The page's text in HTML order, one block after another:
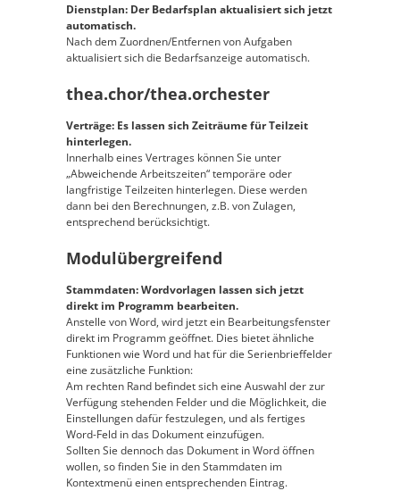
Dienstplan: Der Bedarfsplan aktualisiert sich jetzt
automatisch.
Nach dem Zuordnen/Entfernen von Aufgaben
aktualisiert sich die Bedarfsanzeige automatisch.
thea.chor/thea.orchester
Verträge: Es lassen sich Zeiträume für Teilzeit
hinterlegen.
Innerhalb eines Vertrages können Sie unter
„Abweichende Arbeitszeiten“ temporäre oder
langfristige Teilzeiten hinterlegen. Diese werden
dann bei den Berechnungen, z.B. von Zulagen,
entsprechend berücksichtigt.
Modulübergreifend
Stammdaten: Wordvorlagen lassen sich jetzt
direkt im Programm bearbeiten.
Anstelle von Word, wird jetzt ein Bearbeitungsfenster
direkt im Programm geöffnet. Dies bietet ähnliche
Funktionen wie Word und hat für die Serienbrieffelder
eine zusätzliche Funktion:
Am rechten Rand befindet sich eine Auswahl der zur
Verfügung stehenden Felder und die Möglichkeit, die
Einstellungen dafür festzulegen, und als fertiges
Word-Feld in das Dokument einzufügen.
Sollten Sie dennoch das Dokument in Word öffnen
wollen, so finden Sie in den Stammdaten im
Kontextmenü einen entsprechenden Eintrag.